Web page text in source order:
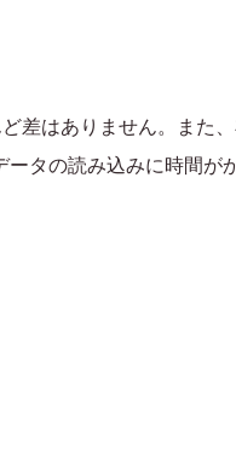
差はありません。また
タの読み込みに時間が